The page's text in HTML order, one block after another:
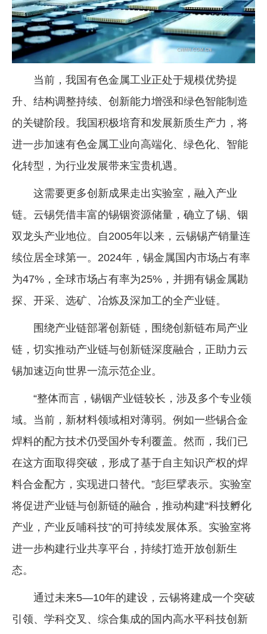
当前，我国有色金属工业正处于规模优势提
升、结构调整持续、创新能力增强和绿色智能制造
的关键阶段。我国积极培育和发展新质生产力，将
进一步加速有色金属工业向高端化、绿色化、智能
化转型，为行业发展带来宝贵机遇。
这需要更多创新成果走出实验室，融入产业
链。云锡凭借丰富的锡铟资源储量，确立了锡、铟
双龙头产业地位。自2005年以来，云锡锡产销量连
续位居全球第一。2024年，锡金属国内市场占有率
为47%，全球市场占有率为25%，并拥有锡金属勘
探、开采、选矿、冶炼及深加工的全产业链。
围绕产业链部署创新链，围绕创新链布局产业
链，切实推动产业链与创新链深度融合，正助力云
锡加速迈向世界一流示范企业。
“整体而言，锡铟产业链较长，涉及多个专业领
域。当前，新材料领域相对薄弱。例如一些锡合金
焊料的配方技术仍受国外专利覆盖。然而，我们已
在这方面取得突破，形成了基于自主知识产权的焊
料合金配方，实现进口替代。”彭巨擘表示。实验室
将促进产业链与创新链的融合，推动构建“科技孵化
产业，产业反哺科技”的可持续发展体系。实验室将
进一步构建行业共享平台，持续打造开放创新生
态。
通过未来5—10年的建设，云锡将建成一个突破
引领、学科交叉、综合集成的国内高水平科技创新